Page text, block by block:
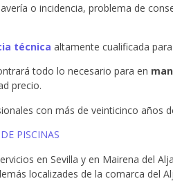
o incidencia, problema de
técnica altamente cualificada
todo lo necesario para en
precio.
con más de veinticinco años
en Sevilla y en Mairena del
localizades de la comarca del